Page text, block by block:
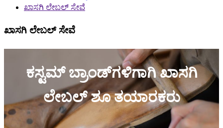
ಖಾಸಗಿ ಲೇಬಲ್ ಸೇವೆ
ಖಾಸಗಿ ಲೇಬಲ್ ಸೇವೆ
ಕಸ್ಟಮ್ ಬ್ರಾಂಡ್‌ಗಳಿಗಾಗಿ ಖಾಸಗಿ
ಲೇಬಲ್ ಶೂ ತಯಾರಕರು